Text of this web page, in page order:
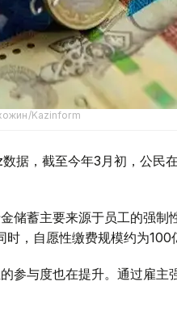
Kazinform
据，截至今年3月初，公民
储蓄主要来源于员工的强
，自愿性缴费规模约为100
参与度也在提升。通过雇